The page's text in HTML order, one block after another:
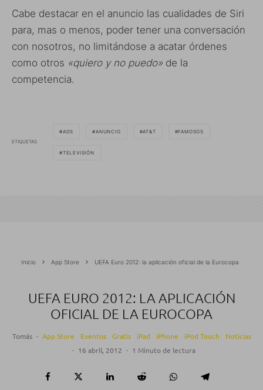
Cabe destacar en el anuncio las cualidades de Siri
para, mas o menos, poder tener una conversación
con nosotros, no limitándose a acatar órdenes
como otros «quiero y no puedo» de la
competencia.
ETIQUETAS
ADS ANUNCIO AT&T FAMOSOS
TELEVISIÓN
Inicio App Store UEFA Euro 2012: la aplicación oficial de la Eurocopa
UEFA EURO 2012: LA APLICACIÓN
OFICIAL DE LA EUROCOPA
Tomás · App Store Eventos Gratis iPad iPhone iPod Touch
Noticias
· 16 abril, 2012 · 1 Minuto de lectura